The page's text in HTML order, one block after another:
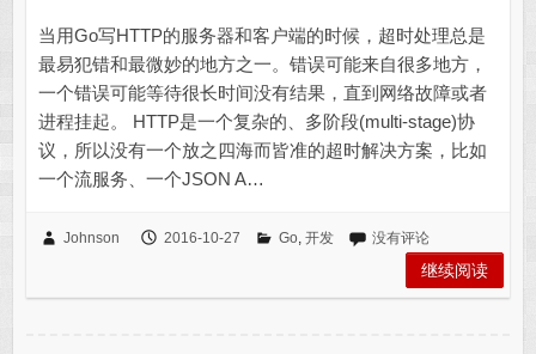
当用Go写HTTP的服务器和客户端的时候，超时处理总是
最易犯错和最微妙的地方之一。错误可能来自很多地方，
一个错误可能等待很长时间没有结果，直到网络故障或者
进程挂起。 HTTP是一个复杂的、多阶段(multi-stage)协
议，所以没有一个放之四海而皆准的超时解决方案，比如
一个流服务、一个JSON A…
Johnson 2016-10-27 Go, 开发 没有评论
继续阅读